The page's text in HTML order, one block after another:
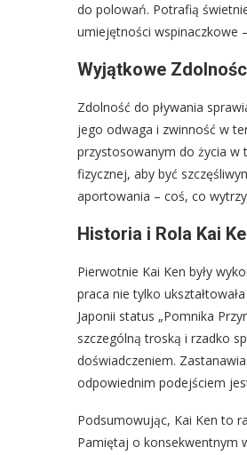
do polowań. Potrafią
umiejętności wspinaczkowe
Wyjątkowe
Zdolność do pływania
jego odwaga i zwinność w
przystosowanym do życia w
fizycznej, aby być
aportowania – coś, co
Historia i Rola Kai
Pierwotnie Kai Ken były
praca nie tylko
Japonii status „Pomnika
szczególną troską i rzadko
doświadczeniem.
odpowiednim podejściem
Podsumowując, Kai Ken to
Pamiętaj o konsekwentnym